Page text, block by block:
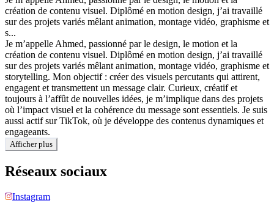
création de contenu visuel. Diplômé en motion design, j’ai travaillé
sur des projets variés mêlant animation, montage vidéo, graphisme et
s...
Je m’appelle Ahmed, passionné par le design, le motion et la
création de contenu visuel. Diplômé en motion design, j’ai travaillé
sur des projets variés mêlant animation, montage vidéo, graphisme et
storytelling. Mon objectif : créer des visuels percutants qui attirent,
engagent et transmettent un message clair. Curieux, créatif et
toujours à l’affût de nouvelles idées, je m’implique dans des projets
où l’impact visuel et la cohérence du message sont essentiels. Je suis
aussi actif sur TikTok, où je développe des contenus dynamiques et
engageants.
Afficher plus
Réseaux sociaux
Instagram